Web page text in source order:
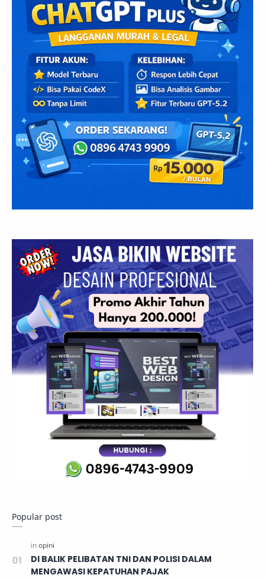
Popular post
DI BALIK PELIBATAN TNI DAN POLISI DALAM
MENGAWASI KEPATUHAN PAJAK